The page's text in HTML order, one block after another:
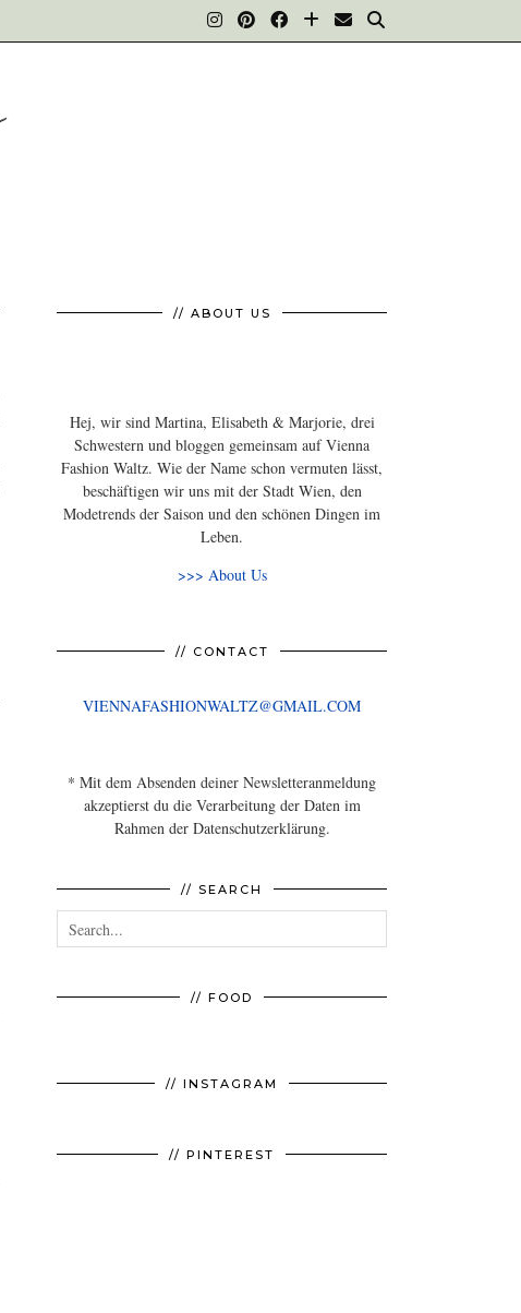
// ABOUT US
Hej, wir sind Martina, Elisabeth & Marjorie, drei
Schwestern und bloggen gemeinsam auf Vienna
Fashion Waltz. Wie der Name schon vermuten lässt,
beschäftigen wir uns mit der Stadt Wien, den
Modetrends der Saison und den schönen Dingen im
Leben.
>>> About Us
// CONTACT
VIENNAFASHIONWALTZ@GMAIL.COM
* Mit dem Absenden deiner Newsletteranmeldung
akzeptierst du die Verarbeitung der Daten im
Rahmen der Datenschutzerklärung.
// SEARCH
// FOOD
// INSTAGRAM
// PINTEREST